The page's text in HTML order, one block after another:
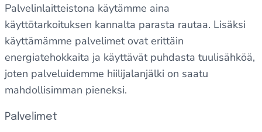
Palvelinlaitteistona käytämme aina
käyttötarkoituksen kannalta parasta rautaa. Lisäksi
käyttämämme palvelimet ovat erittäin
energiatehokkaita ja käyttävät puhdasta tuulisähköä,
joten palveluidemme hiilijalanjälki on saatu
mahdollisimman pieneksi.
Palvelimet